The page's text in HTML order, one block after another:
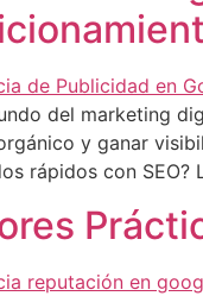
del marketing
y ganar
rápidos con